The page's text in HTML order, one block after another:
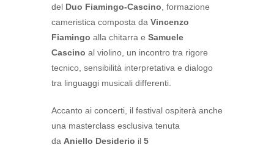
del Duo Fiamingo-Cascino , formazione
cameristica composta da Vincenzo
Fiamingo alla chitarra e Samuele
Cascino al violino, un incontro tra rigore
tecnico, sensibilità interpretativa e dialogo
tra linguaggi musicali differenti.
Accanto ai concerti, il festival ospiterà anche
una masterclass esclusiva tenuta
da Aniello Desiderio il 5